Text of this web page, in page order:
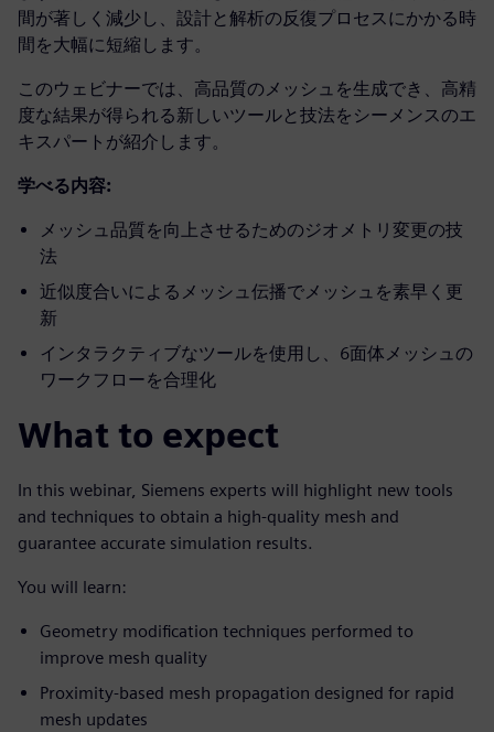
間が著しく減少し、設計と解析の反復プロセスにかかる時
間を大幅に短縮します。
このウェビナーでは、高品質のメッシュを生成でき、高精
度な結果が得られる新しいツールと技法をシーメンスのエ
キスパートが紹介します。
学べる内容:
メッシュ品質を向上させるためのジオメトリ変更の技
法
近似度合いによるメッシュ伝播でメッシュを素早く更
新
インタラクティブなツールを使用し、6面体メッシュの
ワークフローを合理化
What to expect
In this webinar, Siemens experts will highlight new tools
and techniques to obtain a high-quality mesh and
guarantee accurate simulation results.
You will learn:
Geometry modification techniques performed to
improve mesh quality
Proximity-based mesh propagation designed for rapid
mesh updates